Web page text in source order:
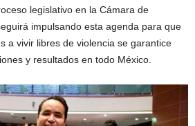
legislativo en la Cámara de
impulsando esta agenda para que
a vivir libres de violencia se garantice
y resultados en todo México.